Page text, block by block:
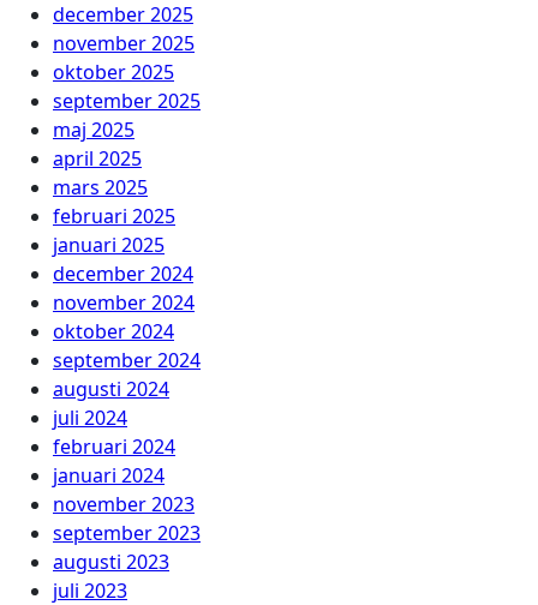
december 2025
november 2025
oktober 2025
september 2025
maj 2025
april 2025
mars 2025
februari 2025
januari 2025
december 2024
november 2024
oktober 2024
september 2024
augusti 2024
juli 2024
februari 2024
januari 2024
november 2023
september 2023
augusti 2023
juli 2023